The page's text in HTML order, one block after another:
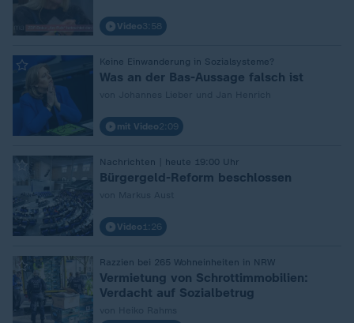
Video3:58
Keine Einwanderung in Sozialsysteme?
Was an der Bas-Aussage falsch ist
mit Video2:09
Nachrichten | heute 19:00 Uhr
Bürgergeld-Reform beschlossen
Video 1:26
Razzien bei 265 Wohneinheiten in NRW
Vermietung von Schrottimmobilien:
Verdacht auf Sozialbetrug